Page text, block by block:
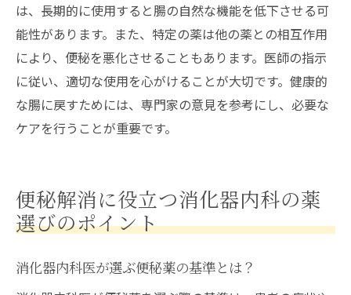
は、長期的に使用すると腸の自然な機能を低下させる可
能性があります。また、特定の薬は他の薬との相互作用
により、便秘を悪化させることもあります。医師の指示
に従い、適切な使用を心がけることが大切です。健康的
な腸に戻すためには、専門家の意見を参考にし、必要な
ケアを行うことが重要です。
便秘解消に役立つ消化器内科の薬
選びのポイント
消化器内科医が選ぶ便秘薬の基準とは？